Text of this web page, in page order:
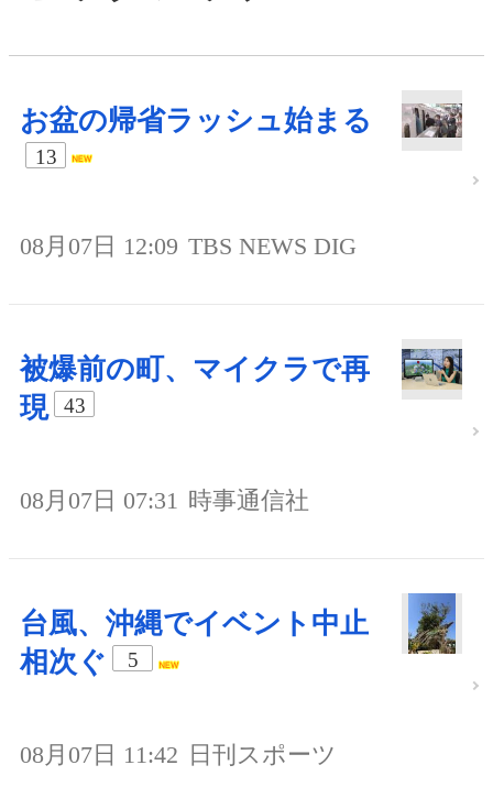
お盆の帰省ラッシュ始まる
13
08月07日 12:09 TBS NEWS DIG
被爆前の町、マイクラで再
現
43
08月07日 07:31 時事通信社
台風、沖縄でイベント中止
相次ぐ
5
08月07日 11:42 日刊スポーツ